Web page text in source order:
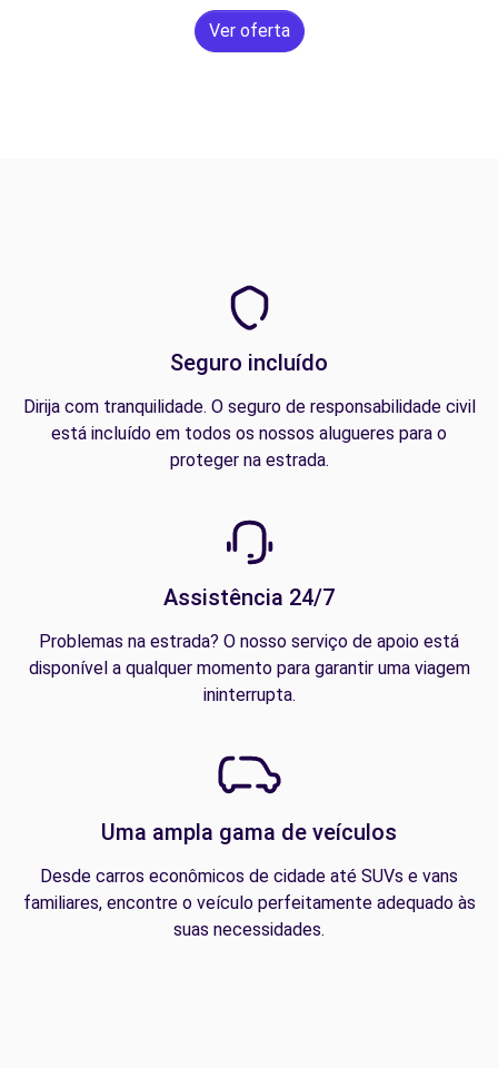
Ver oferta
Seguro incluído
Dirija com tranquilidade. O seguro de responsabilidade civil
está incluído em todos os nossos alugueres para o
proteger na estrada.
Assistência 24/7
Problemas na estrada? O nosso serviço de apoio está
disponível a qualquer momento para garantir uma viagem
ininterrupta.
Uma ampla gama de veículos
Desde carros econômicos de cidade até SUVs e vans
familiares, encontre o veículo perfeitamente adequado às
suas necessidades.